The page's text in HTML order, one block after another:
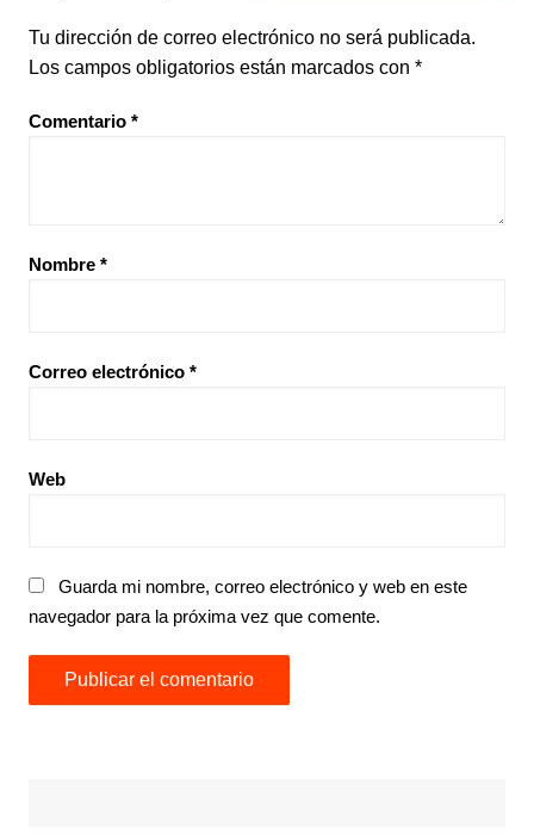
Tu dirección de correo electrónico no será publicada.
Los campos obligatorios están marcados con *
Comentario *
Nombre *
Correo electrónico *
Web
Guarda mi nombre, correo electrónico y web en este
navegador para la próxima vez que comente.